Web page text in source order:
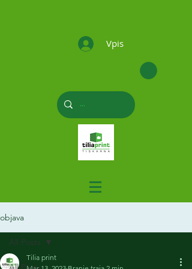
Vpis
objava
All Posts
Tilia print